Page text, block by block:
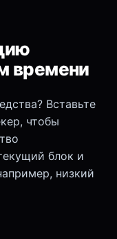
времени
Вставьте
чтобы
блок и
низкий